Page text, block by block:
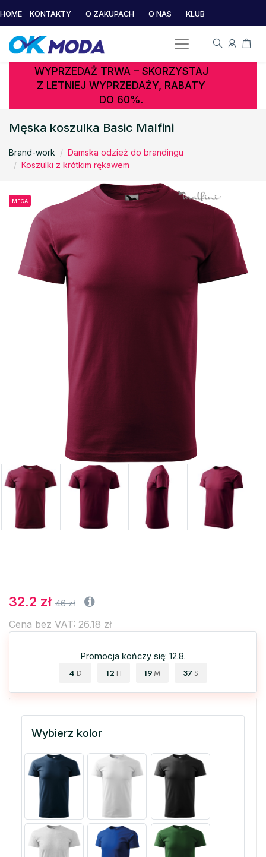
HOME KONTAKTY O ZAKUPACH O NAS KLUB
WYPRZEDAŻ TRWA – SKORZYSTAJ
Z LETNIEJ WYPRZEDAŻY, RABATY
DO 60%.
Męska koszulka Basic Malfini
Brand-work
Damska odzież do brandingu
Koszulki z krótkim rękawem
MEGA
32.2 zł 46 zł
Cena bez VAT: 26.18 zł
Promocja kończy się: 12.8.
4 D 12 H 19 M 36 S
Wybierz kolor